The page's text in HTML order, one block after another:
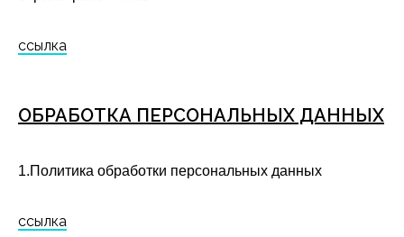
ссылка
ОБРАБОТКА ПЕРСОНАЛЬНЫХ ДАННЫХ
1.Политика обработки персональных данных
ссылка